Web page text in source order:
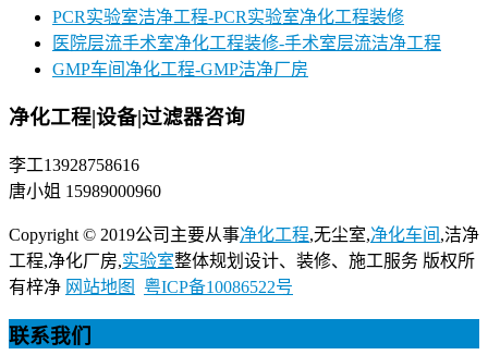
PCR实验室洁净工程-PCR实验室净化工程装修
医院层流手术室净化工程装修-手术室层流洁净工程
GMP车间净化工程-GMP洁净厂房
净化工程|设备|过滤器咨询
李工13928758616
唐小姐 15989000960
Copyright © 2019公司主要从事净化工程,无尘室,净化车间 ,洁净
工程,净化厂房,实验室整体规划设计、装修、施工服务 版权所
有梓净 网站地图 粤ICP备10086522号
联系我们